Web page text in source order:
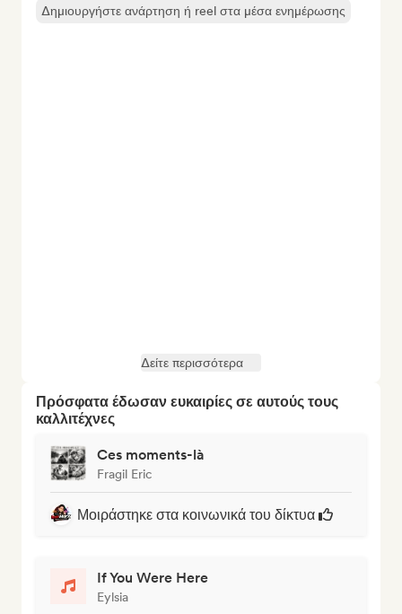
Δημιουργήστε ανάρτηση ή reel στα μέσα ενημέρωσης
Δείτε περισσότερα
Πρόσφατα έδωσαν ευκαιρίες σε αυτούς τους
καλλιτέχνες
Ces moments-là
Fragil Eric
Μοιράστηκε στα κοινωνικά του δίκτυα
If You Were Here
Eylsia